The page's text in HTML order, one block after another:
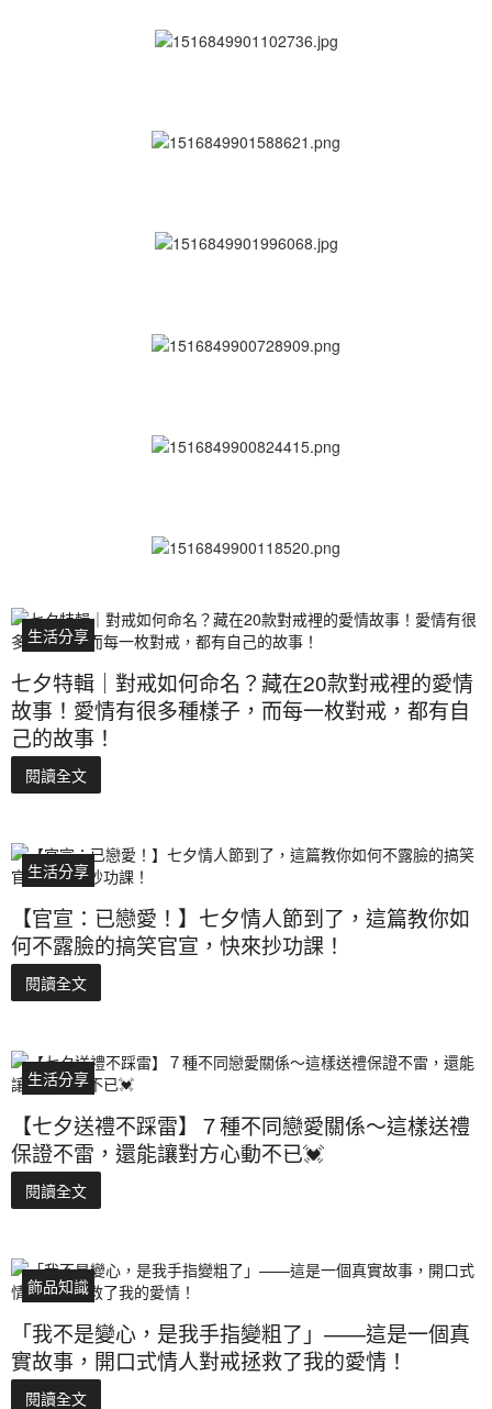
生活分享
七夕特輯｜對戒如何命名？藏在20款對戒裡的愛情
故事！愛情有很多種樣子，而每一枚對戒，都有自
己的故事！
閱讀全文
生活分享
【官宣：已戀愛！】七夕情人節到了，這篇教你如
何不露臉的搞笑官宣，快來抄功課！
閱讀全文
生活分享
【七夕送禮不踩雷】７種不同戀愛關係～這樣送禮
保證不雷，還能讓對方心動不已💓
閱讀全文
飾品知識
「我不是變心，是我手指變粗了」——這是一個真
實故事，開口式情人對戒拯救了我的愛情！
閱讀全文